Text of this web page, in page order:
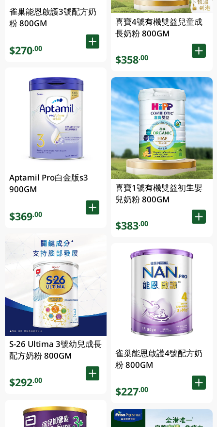
雀巢能恩啟護3號配方奶
粉 800GM
$270.00
Aptamil Pro白金版s3
900GM
$369.00
S-26 Ultima 3號幼兒成長
配方奶粉 800GM
$292.00
喜寶4號有機雙益兒童成
長奶粉 800GM
$358.00
喜寶1號有機雙益初生嬰
兒奶粉 800GM
$383.00
雀巢能恩啟護4號配方奶
粉 800GM
$227.00